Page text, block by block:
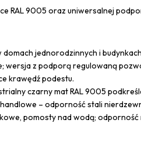
RAL 9005 oraz uniwersalnej
jednorodzinnych i
z podporą regulowaną
krawędź podestu.
czarny mat RAL 9005
handlowe – odporność stali
pomosty nad wodą;